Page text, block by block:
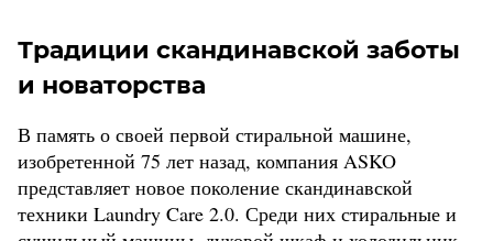
Традиции скандинавской заботы
и новаторства
В память о своей первой стиральной машине,
изобретенной 75 лет назад, компания ASKO
представляет новое поколение скандинавской
техники Laundry Care 2.0. Среди них стиральные и